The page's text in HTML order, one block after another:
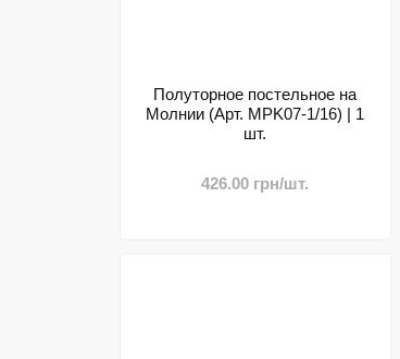
Полуторное постельное на
Молнии (Арт. MPK07-1/16) | 1
шт.
426.00 грн/шт.